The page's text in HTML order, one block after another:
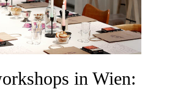
in Wien: